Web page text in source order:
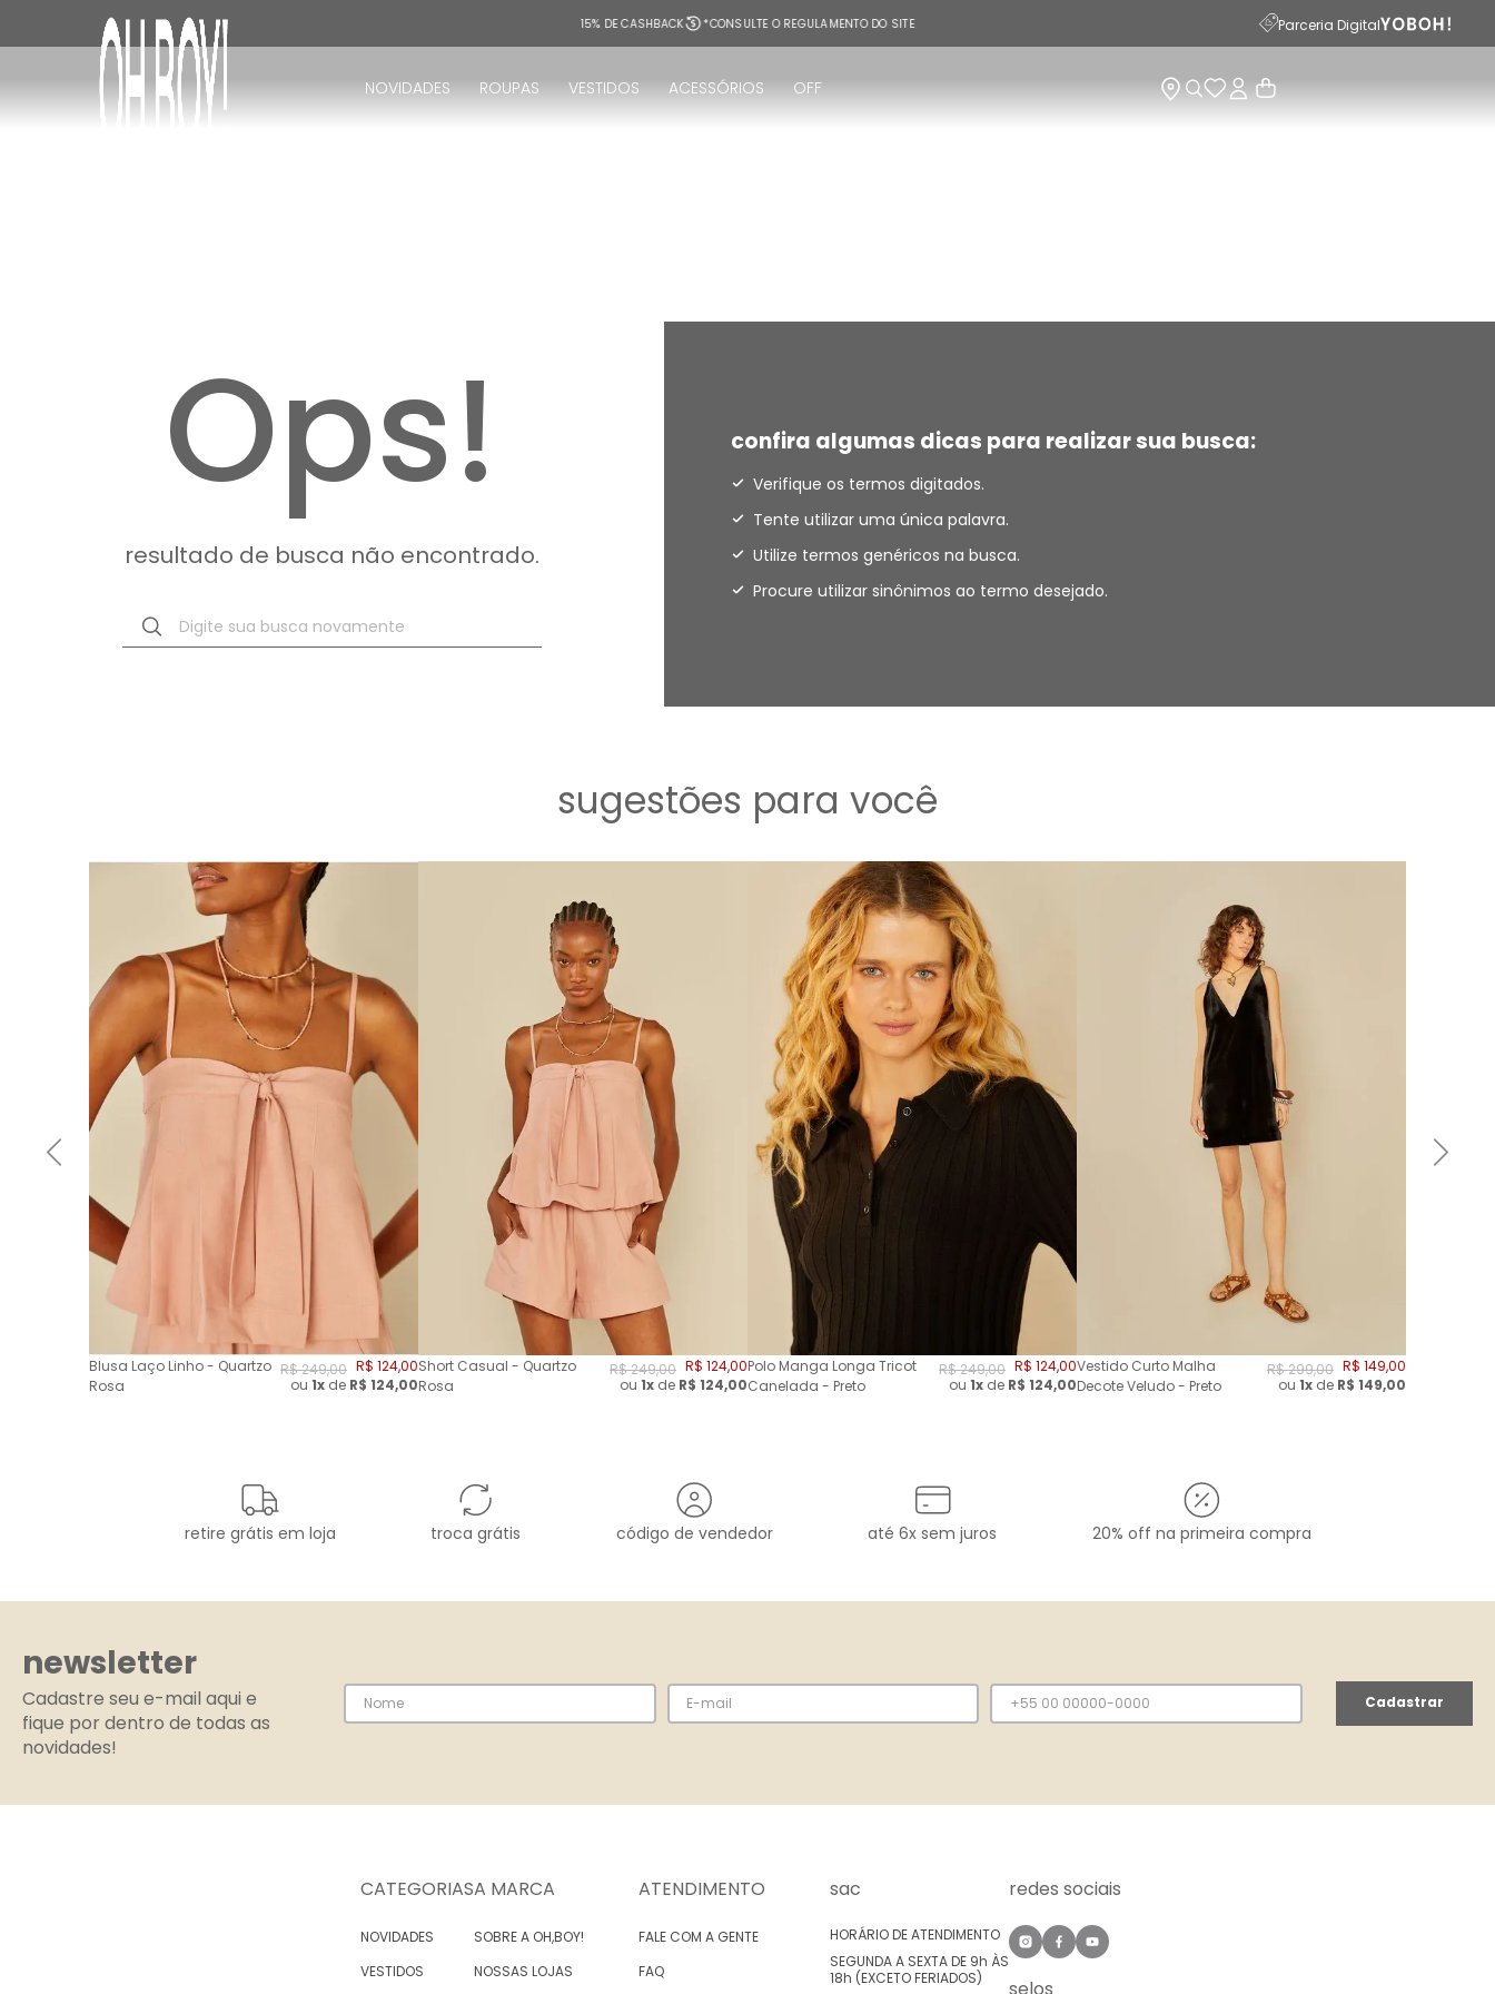
15% DE CASHBACK *CONSULTE O REGULAMENTO DO SITE Parceria Digital
NOVIDADES ROUPAS VESTIDOS ACESSÓRIOS OFF
Ops!
resultado de busca não encontrado.
Digite sua busca novamente
confira algumas dicas para realizar sua busca:
Verifique os termos digitados.
Tente utilizar uma única palavra.
Utilize termos genéricos na busca.
Procure utilizar sinônimos ao termo desejado.
sugestões para você
Blusa Laço Linho - Quartzo
Rosa
R$249,00 R$ 124,00
ou 1x de R$ 124,00
Short Casual - Quartzo
Rosa
R$249,00 R$ 124,00
ou 1x de R$ 124,00
Polo Manga Longa Tricot
Canelada - Preto
R$249,00 R$ 124,00
ou 1x de R$ 124,00
Vestido Curto Malha
Decote Veludo - Preto
R$299,00 R$ 149,00
ou 1x de R$ 149,00
retire grátis em loja troca grátis código de vendedor até 6x sem juros 20% off na primeira compra
newsletter
Cadastre seu e-mail aqui e
fique por dentro de todas as
novidades!
Cadastrar
CATEGORIAS
NOVIDADES
VESTIDOS
A MARCA
SOBRE A OH,BOY!
NOSSAS LOJAS
ATENDIMENTO
FALE COM A GENTE
FAQ
sac
HORÁRIO DE ATENDIMENTO
SEGUNDA A SEXTA DE 9h ÀS
18h (EXCETO FERIADOS)
redes sociais
TERMOS MAIS BUSCADOS
vestido
vestido longo